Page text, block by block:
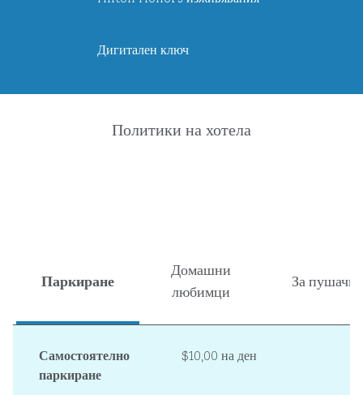
Дигитален ключ
Политики на хотела
Паркиране
Домашни
любимци
За пушачи
Самостоятелно
паркиране
$10,00 на ден